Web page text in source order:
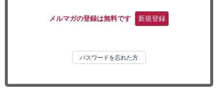
メルマガの登録は無料です 新規登録
パスワードを忘れた方